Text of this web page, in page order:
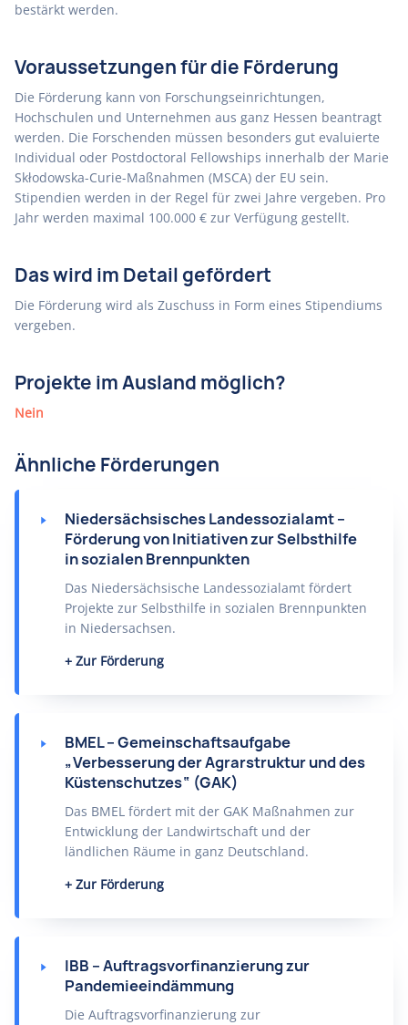
bestärkt werden.
Voraussetzungen für die Förderung
Die Förderung kann von Forschungseinrichtungen,
Hochschulen und Unternehmen aus ganz Hessen beantragt
werden. Die Forschenden müssen besonders gut evaluierte
Individual oder Postdoctoral Fellowships innerhalb der Marie
Skłodowska-Curie-Maßnahmen (MSCA) der EU sein.
Stipendien werden in der Regel für zwei Jahre vergeben. Pro
Jahr werden maximal 100.000 € zur Verfügung gestellt.
Das wird im Detail gefördert
Die Förderung wird als Zuschuss in Form eines Stipendiums
vergeben.
Projekte im Ausland möglich?
Nein
Ähnliche Förderungen
Niedersächsisches Landessozialamt –
Förderung von Initiativen zur Selbsthilfe
in sozialen Brennpunkten
Das Niedersächsische Landessozialamt fördert
Projekte zur Selbsthilfe in sozialen Brennpunkten
in Niedersachsen.
Zur Förderung
BMEL – Gemeinschaftsaufgabe
„Verbesserung der Agrarstruktur und des
Küstenschutzes“ (GAK)
Das BMEL fördert mit der GAK Maßnahmen zur
Entwicklung der Landwirtschaft und der
ländlichen Räume in ganz Deutschland.
Zur Förderung
IBB – Auftragsvorfinanzierung zur
Pandemieeindämmung
Die Auftragsvorfinanzierung zur